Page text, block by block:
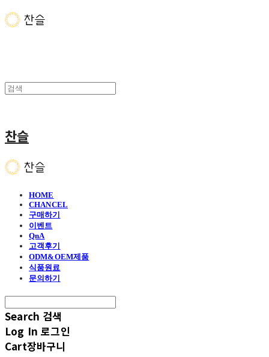
찬슬
HOME
CHANCEL
구매하기
이벤트
QnA
고객후기
ODM&OEM제품
식품원료
문의하기
Search 검색
Log In 로그인
Cart장바구니